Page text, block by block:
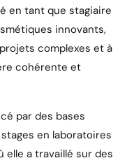
en tant que stagiaire
innovants,
complexes et à
cohérente et
par des bases
en laboratoires
elle a travaillé sur des